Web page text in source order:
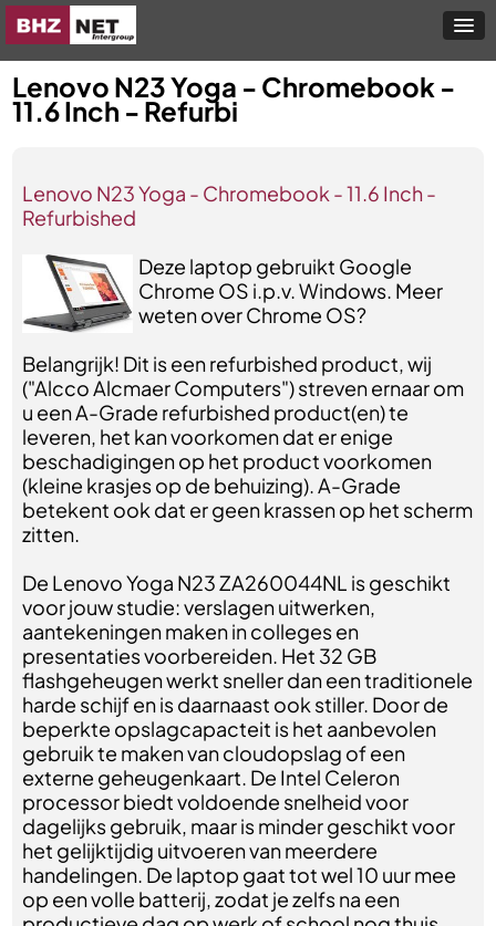
Lenovo N23 Yoga - Chromebook -
11.6 Inch - Refurbi
Lenovo N23 Yoga - Chromebook - 11.6 Inch -
Refurbished
Deze laptop gebruikt Google
Chrome OS i.p.v. Windows. Meer
weten over Chrome OS?
Belangrijk! Dit is een refurbished product, wij
("Alcco Alcmaer Computers") streven ernaar om
u een A-Grade refurbished product(en) te
leveren, het kan voorkomen dat er enige
beschadigingen op het product voorkomen
(kleine krasjes op de behuizing). A-Grade
betekent ook dat er geen krassen op het scherm
zitten.
De Lenovo Yoga N23 ZA260044NL is geschikt
voor jouw studie: verslagen uitwerken,
aantekeningen maken in colleges en
presentaties voorbereiden. Het 32 GB
flashgeheugen werkt sneller dan een traditionele
harde schijf en is daarnaast ook stiller. Door de
beperkte opslagcapacteit is het aanbevolen
gebruik te maken van cloudopslag of een
externe geheugenkaart. De Intel Celeron
processor biedt voldoende snelheid voor
dagelijks gebruik, maar is minder geschikt voor
het gelijktijdig uitvoeren van meerdere
handelingen. De laptop gaat tot wel 10 uur mee
op een volle batterij, zodat je zelfs na een